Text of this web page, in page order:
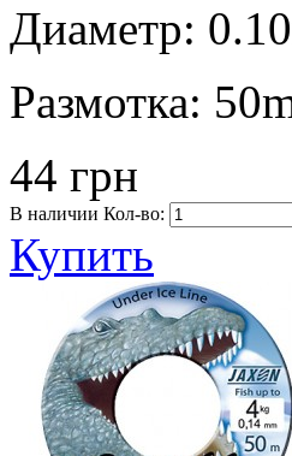
Диаметр:
Размотка:
44 грн
В наличии Кол-во:
Купить